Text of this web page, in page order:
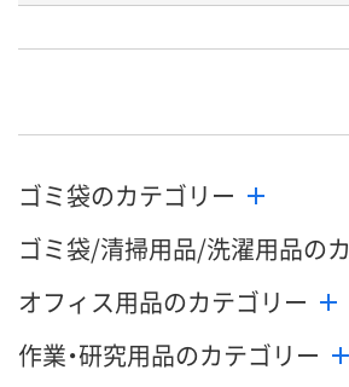
メーカー都合により
メーカー
ゴミ袋のカテゴリー
ゴミ袋/清掃用品/洗濯用品の
オフィス用品のカテゴリー
作業・研究用品のカテゴリー